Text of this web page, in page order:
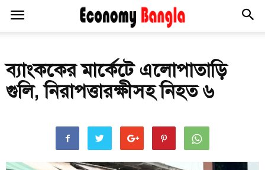
ব্যাংককের মার্কেটে এলোপাতাড়ি
গুলি, নিরাপত্তারক্ষীসহ নিহত ৬